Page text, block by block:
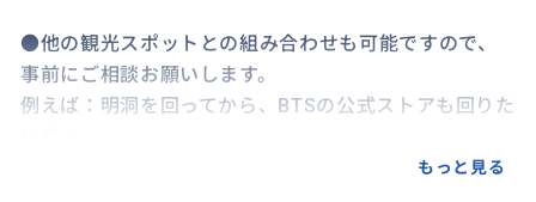
●他の観光スポットとの組み合わせも可能ですので、
事前にご相談お願いします。
例えば：明洞を回ってから、BTSの公式ストアも回りた
もっと見る